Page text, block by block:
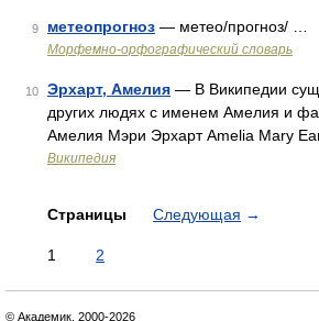
9 метеопрогноз — метео/прогноз/ …
Морфемно-орфографический словарь
10 Эрхарт, Амелия — В Википедии
других людях с именем Амелия и
Амелия Мэри Эрхарт Amelia Mary
Википедия
Страницы Следующая →
1 2
© Академик, 2000-2026